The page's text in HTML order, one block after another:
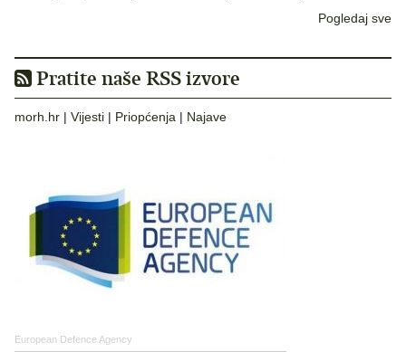
Pogledaj sve
Pratite naše RSS izvore
morh.hr | Vijesti | Priopćenja | Najave
European Defence Agency